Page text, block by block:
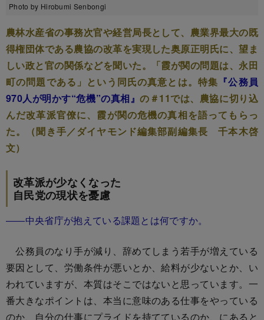
Photo by Hirobumi Senbongi
農林水産省の事務次官や経営局長として、農業界最大の既
得権団体である農協の改革を実現した奥原正明氏に、望ま
しい政と官の関係などを聞いた。「霞が関の問題は、永田
町の問題である」という同氏の真意とは。特集 『公務員
970人が明かす“危機”の真相』の＃11では、農協に切り込
んだ改革派官僚に、霞が関の危機の真相を語ってもらっ
た。（聞き手／ダイヤモンド編集部副編集長 千本木啓
文）
改革派が少なくなった
自民党の現状を憂慮
――中央省庁が抱えている課題とは何ですか。
公務員のなり手が減り、辞めてしまう若手が増えている
要因として、労働条件が悪いとか、給料が少ないとか、い
われていますが、本質はそこではないと思っています。一
番大きなポイントは、本当に意味のある仕事をやっている
のか、自分の仕事にプライドを持てているのか、にあると